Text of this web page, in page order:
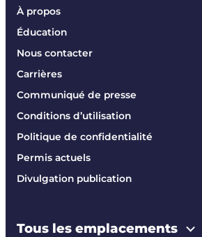
À propos
Éducation
Nous contacter
Carrières
Communiqué de presse
Conditions d’utilisation
Politique de confidentialité
Permis actuels
Divulgation publication
Tous les emplacements